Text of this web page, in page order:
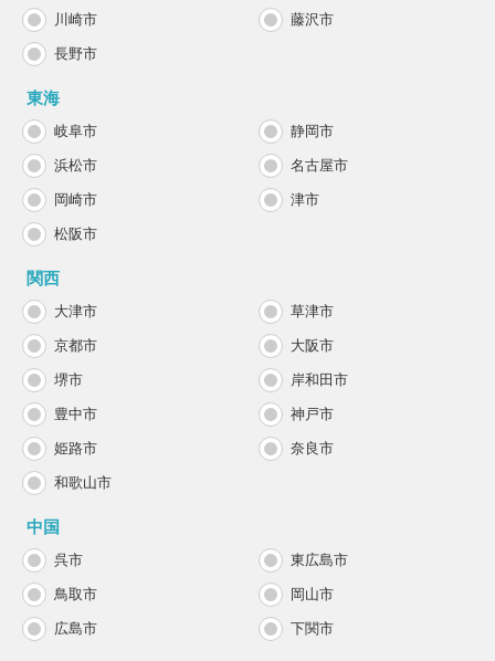
川崎市 藤沢市
長野市
東海
岐阜市 静岡市
浜松市 名古屋市
岡崎市 津市
松阪市
関西
大津市 草津市
京都市 大阪市
堺市 岸和田市
豊中市 神戸市
姫路市 奈良市
和歌山市
中国
呉市 東広島市
鳥取市 岡山市
広島市 下関市